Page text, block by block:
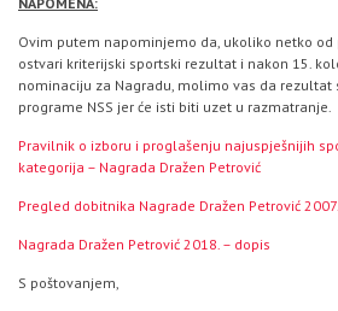
Ovim putem napominjemo da, ukoliko netko od
ostvari kriterijski sportski rezultat i nakon 15.
nominaciju za Nagradu, molimo vas da rezultat
programe NSS jer će isti biti uzet u razmatranje.
Pravilnik o izboru i proglašenju najuspješnijih
kategorija – Nagrada Dražen Petrović
Pregled dobitnika Nagrade Dražen Petrović
Nagrada Dražen Petrović 2018. – dopis
S poštovanjem,